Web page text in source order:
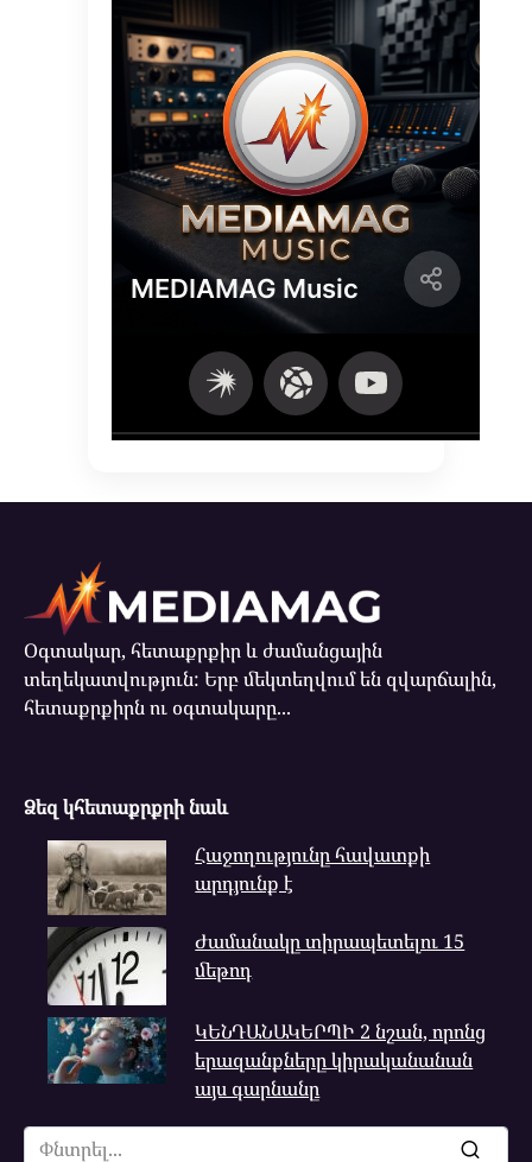
Օգտակար, հետաքրքիր և ժամանցային
տեղեկատվություն: Երբ մեկտեղվում են զվարճալին,
հետաքրքիրն ու օգտակարը...
Ձեզ կհետաքրքրի նաև
Հաջողությունը հավատքի
արդյունք է
Ժամանակը տիրապետելու 15
մեթոդ
ԿԵՆԴԱՆԱԿԵՐՊԻ 2 նշան, որոնց
երազանքները կիրականանան
այս գարնանը
Search